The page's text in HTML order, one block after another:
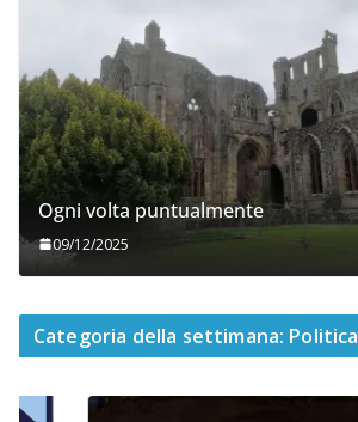
Ogni volta puntualmente
09/12/2025
Categoria della settimana: Politica